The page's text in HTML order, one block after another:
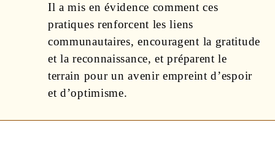
Il a mis en évidence comment ces
pratiques renforcent les liens
communautaires, encouragent la gratitude
et la reconnaissance, et préparent le
terrain pour un avenir empreint d’espoir
et d’optimisme.